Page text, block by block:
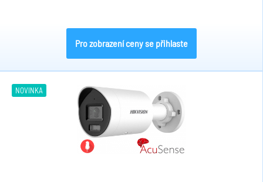
Pro zobrazení ceny se přihlaste
NOVINKA